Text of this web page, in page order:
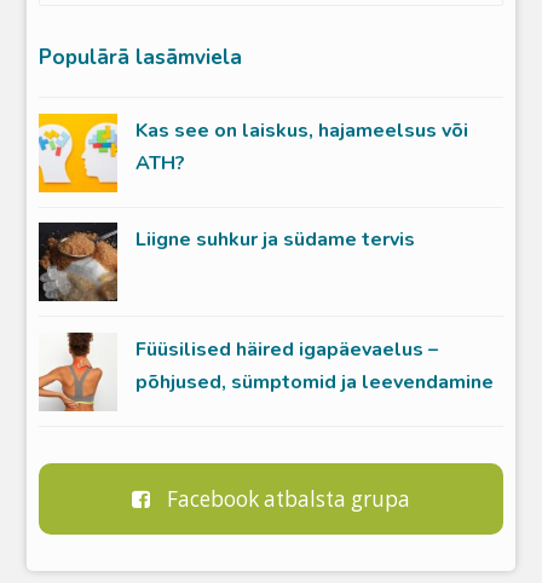
Populārā lasāmviela
Kas see on laiskus, hajameelsus või
ATH?
Liigne suhkur ja südame tervis
Füüsilised häired igapäevaelus –
põhjused, sümptomid ja leevendamine
Facebook atbalsta grupa